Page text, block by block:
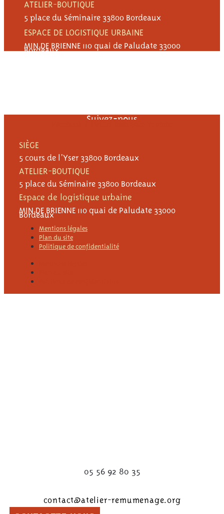
ATELIER-BOUTIQUE
5 place du Séminaire 33800 Bordeaux
ESPACE DE LOGISTIQUE URBAINE
MIN DE BRIENNE 110 quai de Paludate 33000
Bordeaux
Suivez-nous
SIÈGE
5 cours de l’Yser 33800 Bordeaux
ATELIER-BOUTIQUE
5 place du Séminaire 33800 Bordeaux
Espace de logistique urbaine
MIN DE BRIENNE 110 quai de Paludate 33000
Bordeaux
Mentions légales
Plan du site
Politique de confidentialité
05 56 92 80 35
contact@atelier-remumenage.org